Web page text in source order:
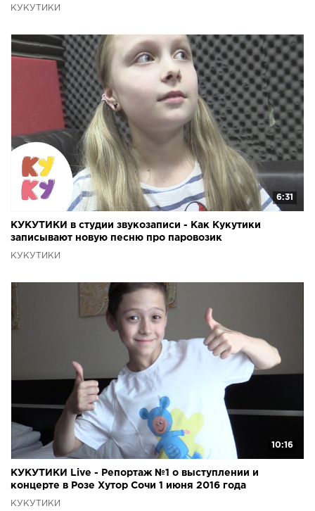
КУКУТИКИ
6:31
КУКУТИКИ в студии звукозаписи - Как Кукутики
записывают новую песню про паровозик
КУКУТИКИ
10:16
КУКУТИКИ Live - Репортаж №1 о выступлении и
концерте в Розе Хутор Сочи 1 июня 2016 года
КУКУТИКИ